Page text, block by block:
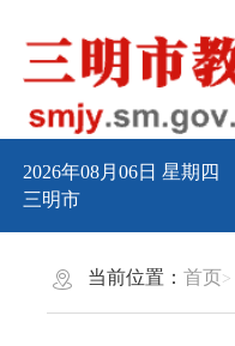
2026年08月06日星期四
三明市
当前位置：首页